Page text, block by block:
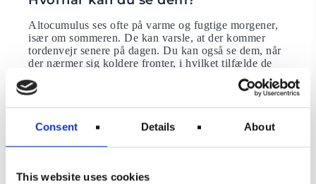
Consent Details About
This website uses cookies
Altocumulus ses ofte på varme og fugtige morgener,
især om sommeren. De kan varsle, at der kommer
tordenvejr senere på dagen. Du kan også se dem, når
der nærmer sig koldere fronter, i hvilket tilfælde de
Altocumulus eller stratocumulus?
Altocumulus og stratocumulus forveksles
atmosfæren, er deres individuelle skyhøje en anden
op mod himlen og i skyens retning; hvis højden er på